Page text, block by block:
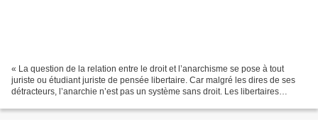
« La question de la relation entre le droit et l’anarchisme se pose à tout
juriste ou étudiant juriste de pensée libertaire. Car malgré les dires de ses
détracteurs, l’anarchie n’est pas un système sans droit. Les libertaires